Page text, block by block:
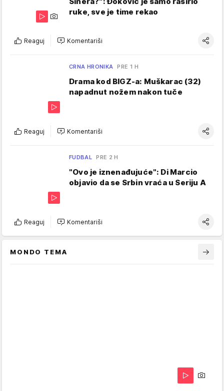
ruke, sve je time rekao
Reaguj Komentariši
CRNA HRONIKA PRE 1 H
Drama kod BIGZ-a: Muškarac (32)
napadnut nožem nakon tuče
Reaguj Komentariši
FUDBAL PRE 2 H
"Ovo je iznenađujuće": Di Marcio
objavio da se Srbin vraća u Seriju A
Reaguj Komentariši
MONDO TEMA